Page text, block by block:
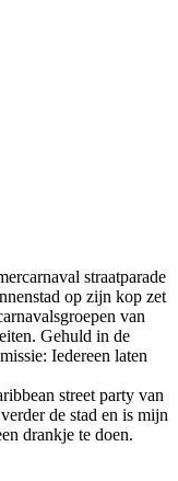
straatparade
op zijn kop zet
van
Gehuld in de
Iedereen laten
street party van
de stad en is mijn
drankje te doen.